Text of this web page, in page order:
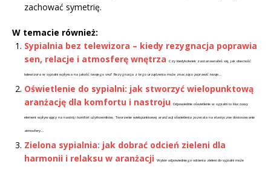
zachować symetrię.
W temacie również:
Sypialnia bez telewizora – kiedy rezygnacja poprawia
sen, relacje i atmosferę wnętrza
Czy kiedykolwiek zastanawiałeś się, jak obecność
telewizora w sypialni wpływa na jakość twojego snu? Rezygnacja z tego urządzenia może znacząco poprawić twoje...
Oświetlenie do sypialni: jak stworzyć wielopunktową
aranżację dla komfortu i nastroju
Odpowiednie oświetlenie w sypialni to kluczowy
element wpływający na nastrój i komfort użytkowników. Tworzenie wielopunktowej aranżacji oświetlenia pozwala na elastyczne dostosowanie
atmosfery...
Zielona sypialnia: jak dobrać odcień zieleni dla
harmonii i relaksu w aranżacji
Wybór odpowiedniego odcienia zieleni do sypialni może